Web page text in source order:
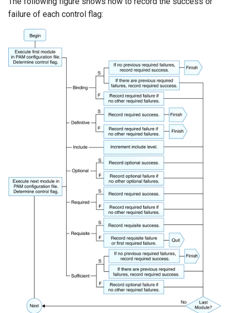
failure of each control flag: